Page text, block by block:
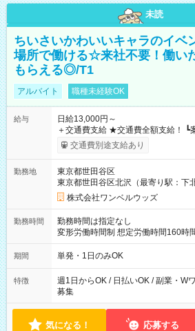
未読
ちいさいかわいいキャラのイベ
場所で働ける☆来社不要！働い
もらえる◎/T1
アルバイト 職種未経験OK
給与
日給13,000円～
＋交通費支給 ★交通費全額支給！ ┗案件により規定あり ★日払
いOK！（規定あり） ┗働いたその
ンビニATMから 日払い分を引き落とせます！ 【
交通費別途支給あり
勤務地
東京都世田谷区
東京都世田谷区北沢（最寄り駅：下
株式会社ワンベルウッズ
勤務時間
勤務時間は指定なし
変形労働時間制 想定労働時間160時間/月 【シフト例】 ・
～21：00
期間 単発・1日のみOK
特徴
週1日からOK / 日払いOK / 副業・W
募集
気になる！ 応募する